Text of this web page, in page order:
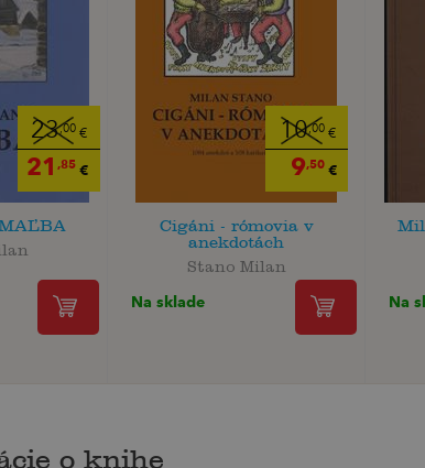
23,00 €
21 ,85 €
10,00€
9,50€
Cigáni - rómovia v
anekdotách
Stano Milan
Na sklade Na
o knihe